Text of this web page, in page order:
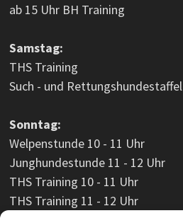
ab 15 Uhr BH Training
Samstag:
THS Training
Such - und Rettungshundestaffel
Sonntag:
Welpenstunde 10 - 11 Uhr
Junghundestunde 11 - 12 Uhr
THS Training 10 - 11 Uhr
THS Training 11 - 12 Uhr